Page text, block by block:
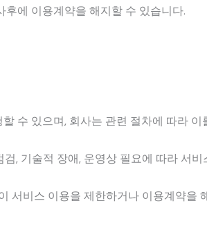
에 이용계약을 해지할 수 있습니다.
수 있으며, 회사는 관련 절차에 따라 이
, 기술적 장애, 운영상 필요에 따라 서
서비스 이용을 제한하거나 이용계약을